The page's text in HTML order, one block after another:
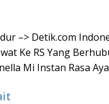
–> Detik.com
Ke RS Yang
Mi Instan Rasa